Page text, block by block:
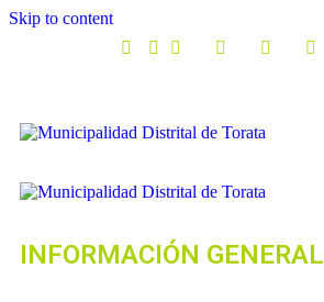
Skip to content
INFORMACIÓN GENERAL